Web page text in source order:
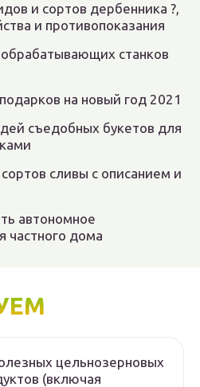
и сортов дербенника ?,
и противопоказания
станков
на новый год 2021
съедобных букетов для
сливы с описанием и
автономное
частного дома
цельнозерновых
(включая